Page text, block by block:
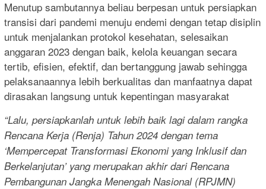
Menutup sambutannya beliau berpesan untuk persiapkan
transisi dari pandemi menuju endemi dengan tetap disiplin
untuk menjalankan protokol kesehatan, selesaikan
anggaran 2023 dengan baik, kelola keuangan secara
tertib, efisien, efektif, dan bertanggung jawab sehingga
pelaksanaannya lebih berkualitas dan manfaatnya dapat
dirasakan langsung untuk kepentingan masyarakat
“Lalu, persiapkanlah untuk lebih baik lagi dalam rangka
Rencana Kerja (Renja) Tahun 2024 dengan tema
‘Mempercepat Transformasi Ekonomi yang Inklusif dan
Berkelanjutan’ yang merupakan akhir dari Rencana
Pembangunan Jangka Menengah Nasional (RPJMN)